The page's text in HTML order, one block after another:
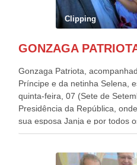
Clipping
Gonzaga Patriota,
Príncipe e da netinha Selena,
quinta-feira, 07 (Sete de
Presidência da República,
sua esposa Janja e por todos
estavam presentes, nos
outros desfiles, na Esplanada